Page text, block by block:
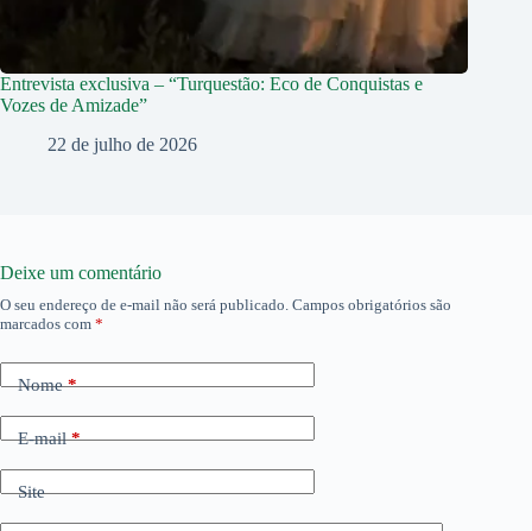
Entrevista exclusiva – “Turquestão: Eco de Conquistas e
Vozes de Amizade”
22 de julho de 2026
Deixe um comentário
O seu endereço de e-mail não será publicado. Campos obrigatórios são
marcados com *
Nome*
E-mail*
Site